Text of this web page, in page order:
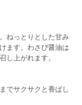
ねっとりとした甘み
ます。わさび醤油は
し上がれます。
でサクサクと香ばし